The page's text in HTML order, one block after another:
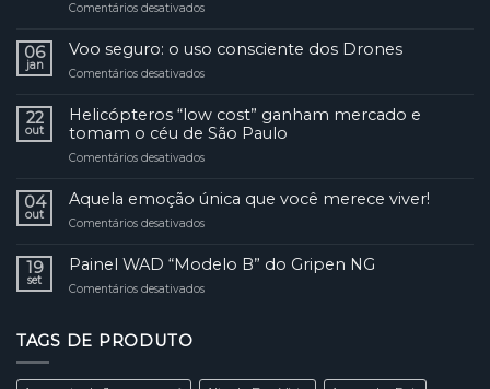
Comentários desativados
hora
fazer
um
Cidade
06
jan
Voo seguro: o uso consciente dos Drones
Comentários desativados
seguro:
o
Drones
22
out
Helicópteros “low cost” ganham mercado e
tomam o céu de São Paulo
Comentários desativados
“low
e
04
out
Aquela emoção única que você merece viver!
Comentários desativados
emoção
19
set
Painel WAD “Modelo B” do Gripen NG
Comentários desativados
do
TAGS DE PRODUTO